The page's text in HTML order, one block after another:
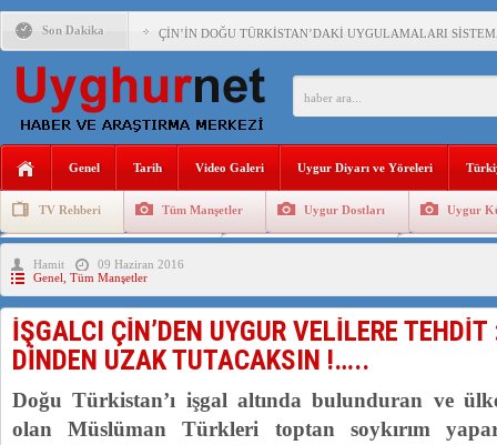
Son Dakika ÇİN’İN DOĞU TÜRKİSTAN’DAKİ UYGULAMALARI
DİYANET AKADEMİSİ BAŞKANI DOÇ.DR.KAAN : DOĞU
ÇİN’İN UYGUR POLİTİKALARINI ÖVEN DİYANET
MHP’DEN URUMÇİ KATLİAMI MESAJİ : 05.07.2009
İŞGALCİ ÇİN’DEN “FETİHLER SULTANI
SAADET PARTİSİ İLÇE BAŞKANI : TEMMUZ AYI,DOĞU
İŞGALCİ ÇİN,DOĞU TÜRKİSTAN’DA EN AZ 143 BİN
Genel Tarih Video Galeri Uygur Diyarı ve Yöreleri
TV Rehberi Tüm Manşetler Uygur Dostları Uygur
Uygurlarda Düğün ve Cenaze
Hamit
09 Haziran 2016
Genel Tüm Manşetler
İŞGALCI ÇİN’DEN UYGUR VELİLERE
DİNDEN UZAK TUTACAKSIN !…..
Doğu Türkistan’ı işgal altında bulunduran ve
olan Müslüman Türkleri toptan soykırım